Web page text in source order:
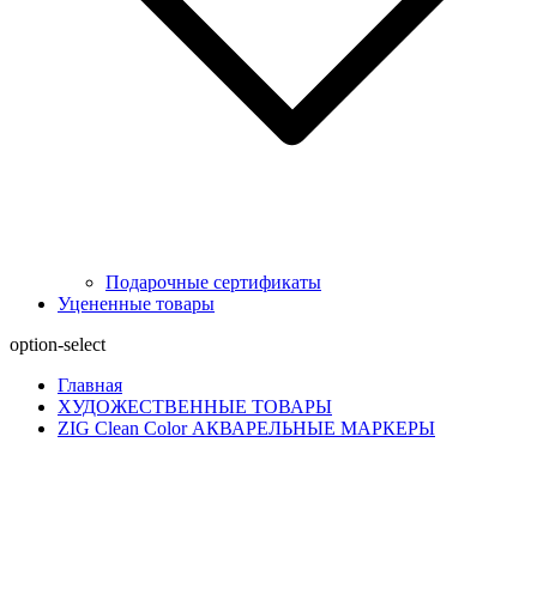
Подарочные сертификаты
Уцененные товары
option-select
Главная
ХУДОЖЕСТВЕННЫЕ ТОВАРЫ
ZIG Clean Color АКВАРЕЛЬНЫЕ МАРКЕРЫ